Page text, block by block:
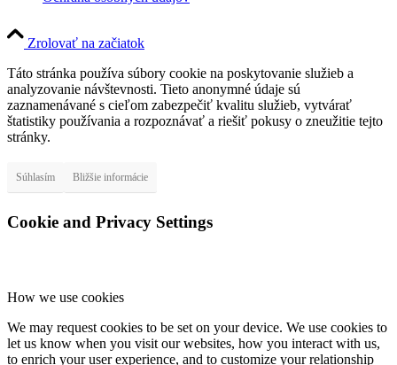
Zrolovať na začiatok
Táto stránka používa súbory cookie na poskytovanie služieb a
analyzovanie návštevnosti. Tieto anonymné údaje sú
zaznamenávané s cieľom zabezpečiť kvalitu služieb, vytvárať
štatistiky používania a rozpoznávať a riešiť pokusy o zneužitie tejto
stránky.
Súhlasím Bližšie informácie
Cookie and Privacy Settings
How we use cookies
We may request cookies to be set on your device. We use cookies to
let us know when you visit our websites, how you interact with us,
to enrich your user experience, and to customize your relationship